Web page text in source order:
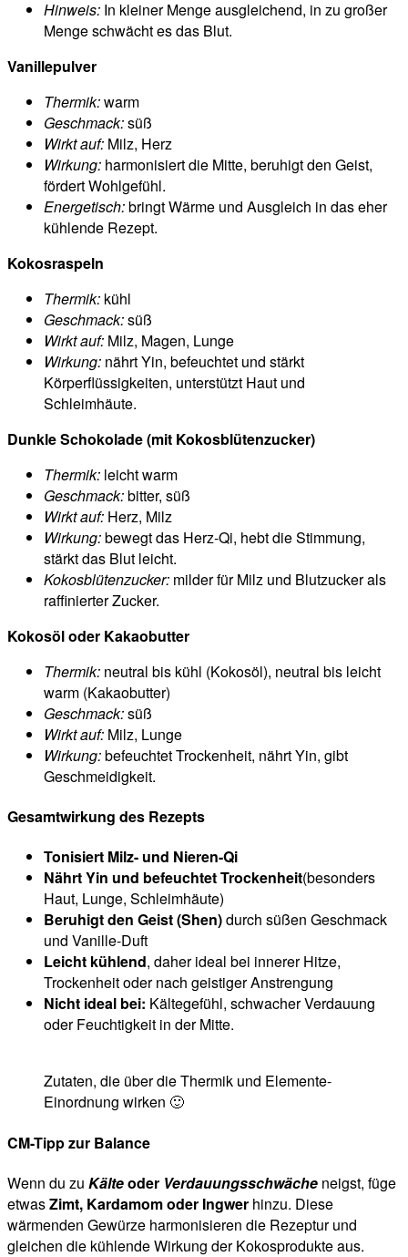
Hinweis: In kleiner Menge ausgleichend, in zu großer
Menge schwächt es das Blut.
Vanillepulver
Thermik:warm
Geschmack:süß
Wirkt auf: Milz, Herz
Wirkung: harmonisiert die Mitte, beruhigt den Geist,
fördert Wohlgefühl.
Energetisch:bringt Wärme und Ausgleich in das eher
kühlende Rezept.
Kokosraspeln
Thermik: kühl
Geschmack:süß
Wirkt auf: Milz, Magen, Lunge
Wirkung: nährt Yin, befeuchtet und stärkt
Körperflüssigkeiten, unterstützt Haut und
Schleimhäute.
Dunkle Schokolade (mit Kokosblütenzucker)
Thermik: leicht warm
Geschmack:bitter, süß
Wirkt auf: Herz, Milz
Wirkung:bewegt das Herz-Qi, hebt die Stimmung,
stärkt das Blut leicht.
Kokosblütenzucker: milder für Milz und Blutzucker als
raffinierter Zucker.
Kokosöl oder Kakaobutter
Thermik: neutral bis kühl (Kokosöl), neutral bis leicht
warm (Kakaobutter)
Geschmack:süß
Wirkt auf: Milz, Lunge
Wirkung:befeuchtet Trockenheit, nährt Yin, gibt
Geschmeidigkeit.
Gesamtwirkung des Rezepts
Tonisiert Milz- und Nieren-Qi
Nährt Yin und befeuchtet Trockenheit(besonders
Haut, Lunge, Schleimhäute)
Beruhigt den Geist (Shen)durch süßen Geschmack
und Vanille-Duft
Leicht kühlend, daher ideal bei innerer Hitze,
Trockenheit oder nach geistiger Anstrengung
Nicht ideal bei: Kältegefühl, schwacher Verdauung
oder Feuchtigkeit in der Mitte.
Zutaten, die über die Thermik und Elemente-
Einordnung wirken 🙂
CM-Tipp zur Balance
Wenn du zu Kälteoder Verdauungsschwäche neigst, füge
etwasZimt, Kardamom oder Ingwer hinzu. Diese
wärmenden Gewürze harmonisieren die Rezeptur und
gleichen die kühlende Wirkung der Kokosprodukte aus.